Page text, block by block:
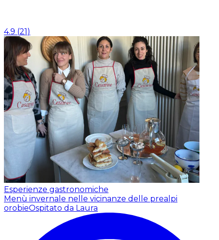
4.9 (21)
Esperienze gastronomiche
Menù invernale nelle vicinanze delle prealpi
orobieOspitato da Laura